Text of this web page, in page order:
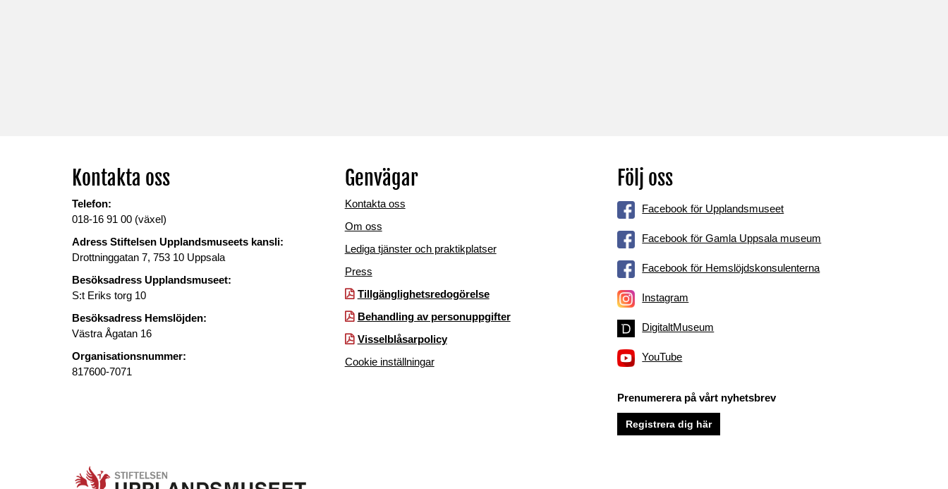
Kontakta oss
Telefon:
018-16 91 00 (växel)
Adress Stiftelsen Upplandsmuseets kansli:
Drottninggatan 7, 753 10 Uppsala
Besöksadress Upplandsmuseet:
S:t Eriks torg 10
Besöksadress Hemslöjden:
Västra Ågatan 16
Organisationsnummer:
817600-7071
Genvägar
Kontakta oss
Om oss
Lediga tjänster och praktikplatser
Press
Tillgänglighetsredogörelse
Behandling av personuppgifter
Visselblåsarpolicy
Cookie inställningar
Följ oss
Facebook för Upplandsmuseet
Facebook för Gamla Uppsala museum
Facebook för Hemslöjdskonsulenterna
Instagram
DigitaltMuseum
YouTube
Prenumerera på vårt nyhetsbrev
Registrera dig här